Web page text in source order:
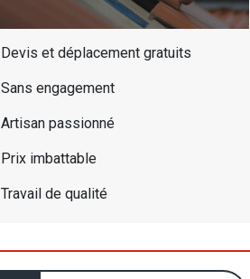
Devis et déplacement gratuits
Sans engagement
Artisan passionné
Prix imbattable
Travail de qualité